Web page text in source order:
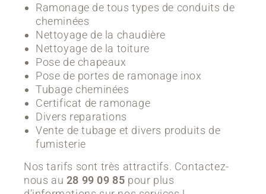
Ramonage de tous types de conduits de
cheminées
Nettoyage de la chaudière
Nettoyage de la toiture
Pose de chapeaux
Pose de portes de ramonage inox
Tubage cheminées
Certificat de ramonage
Divers reparations
Vente de tubage et divers produits de
fumisterie
Nos tarifs sont très attractifs. Contactez-
nous au 28 99 09 85 pour plus